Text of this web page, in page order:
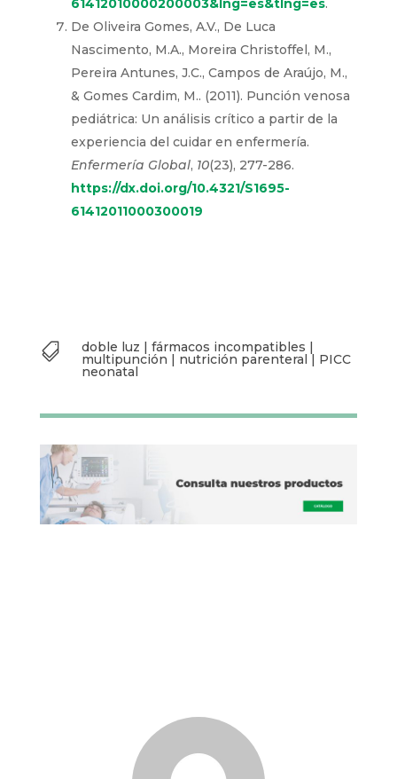
61412010000200003&lng=es&tlng=es.
De Oliveira Gomes, A.V., De Luca
Nascimento, M.A., Moreira Christoffel, M.,
Pereira Antunes, J.C., Campos de Araújo, M.,
& Gomes Cardim, M.. (2011). Punción venosa
pediátrica: Un análisis crítico a partir de la
experiencia del cuidar en enfermería.
Enfermería Global, 10(23), 277-286.
https://dx.doi.org/10.4321/S1695-
61412011000300019
 doble luz | fármacos incompatibles |
multipunción | nutrición parenteral | PICC
neonatal